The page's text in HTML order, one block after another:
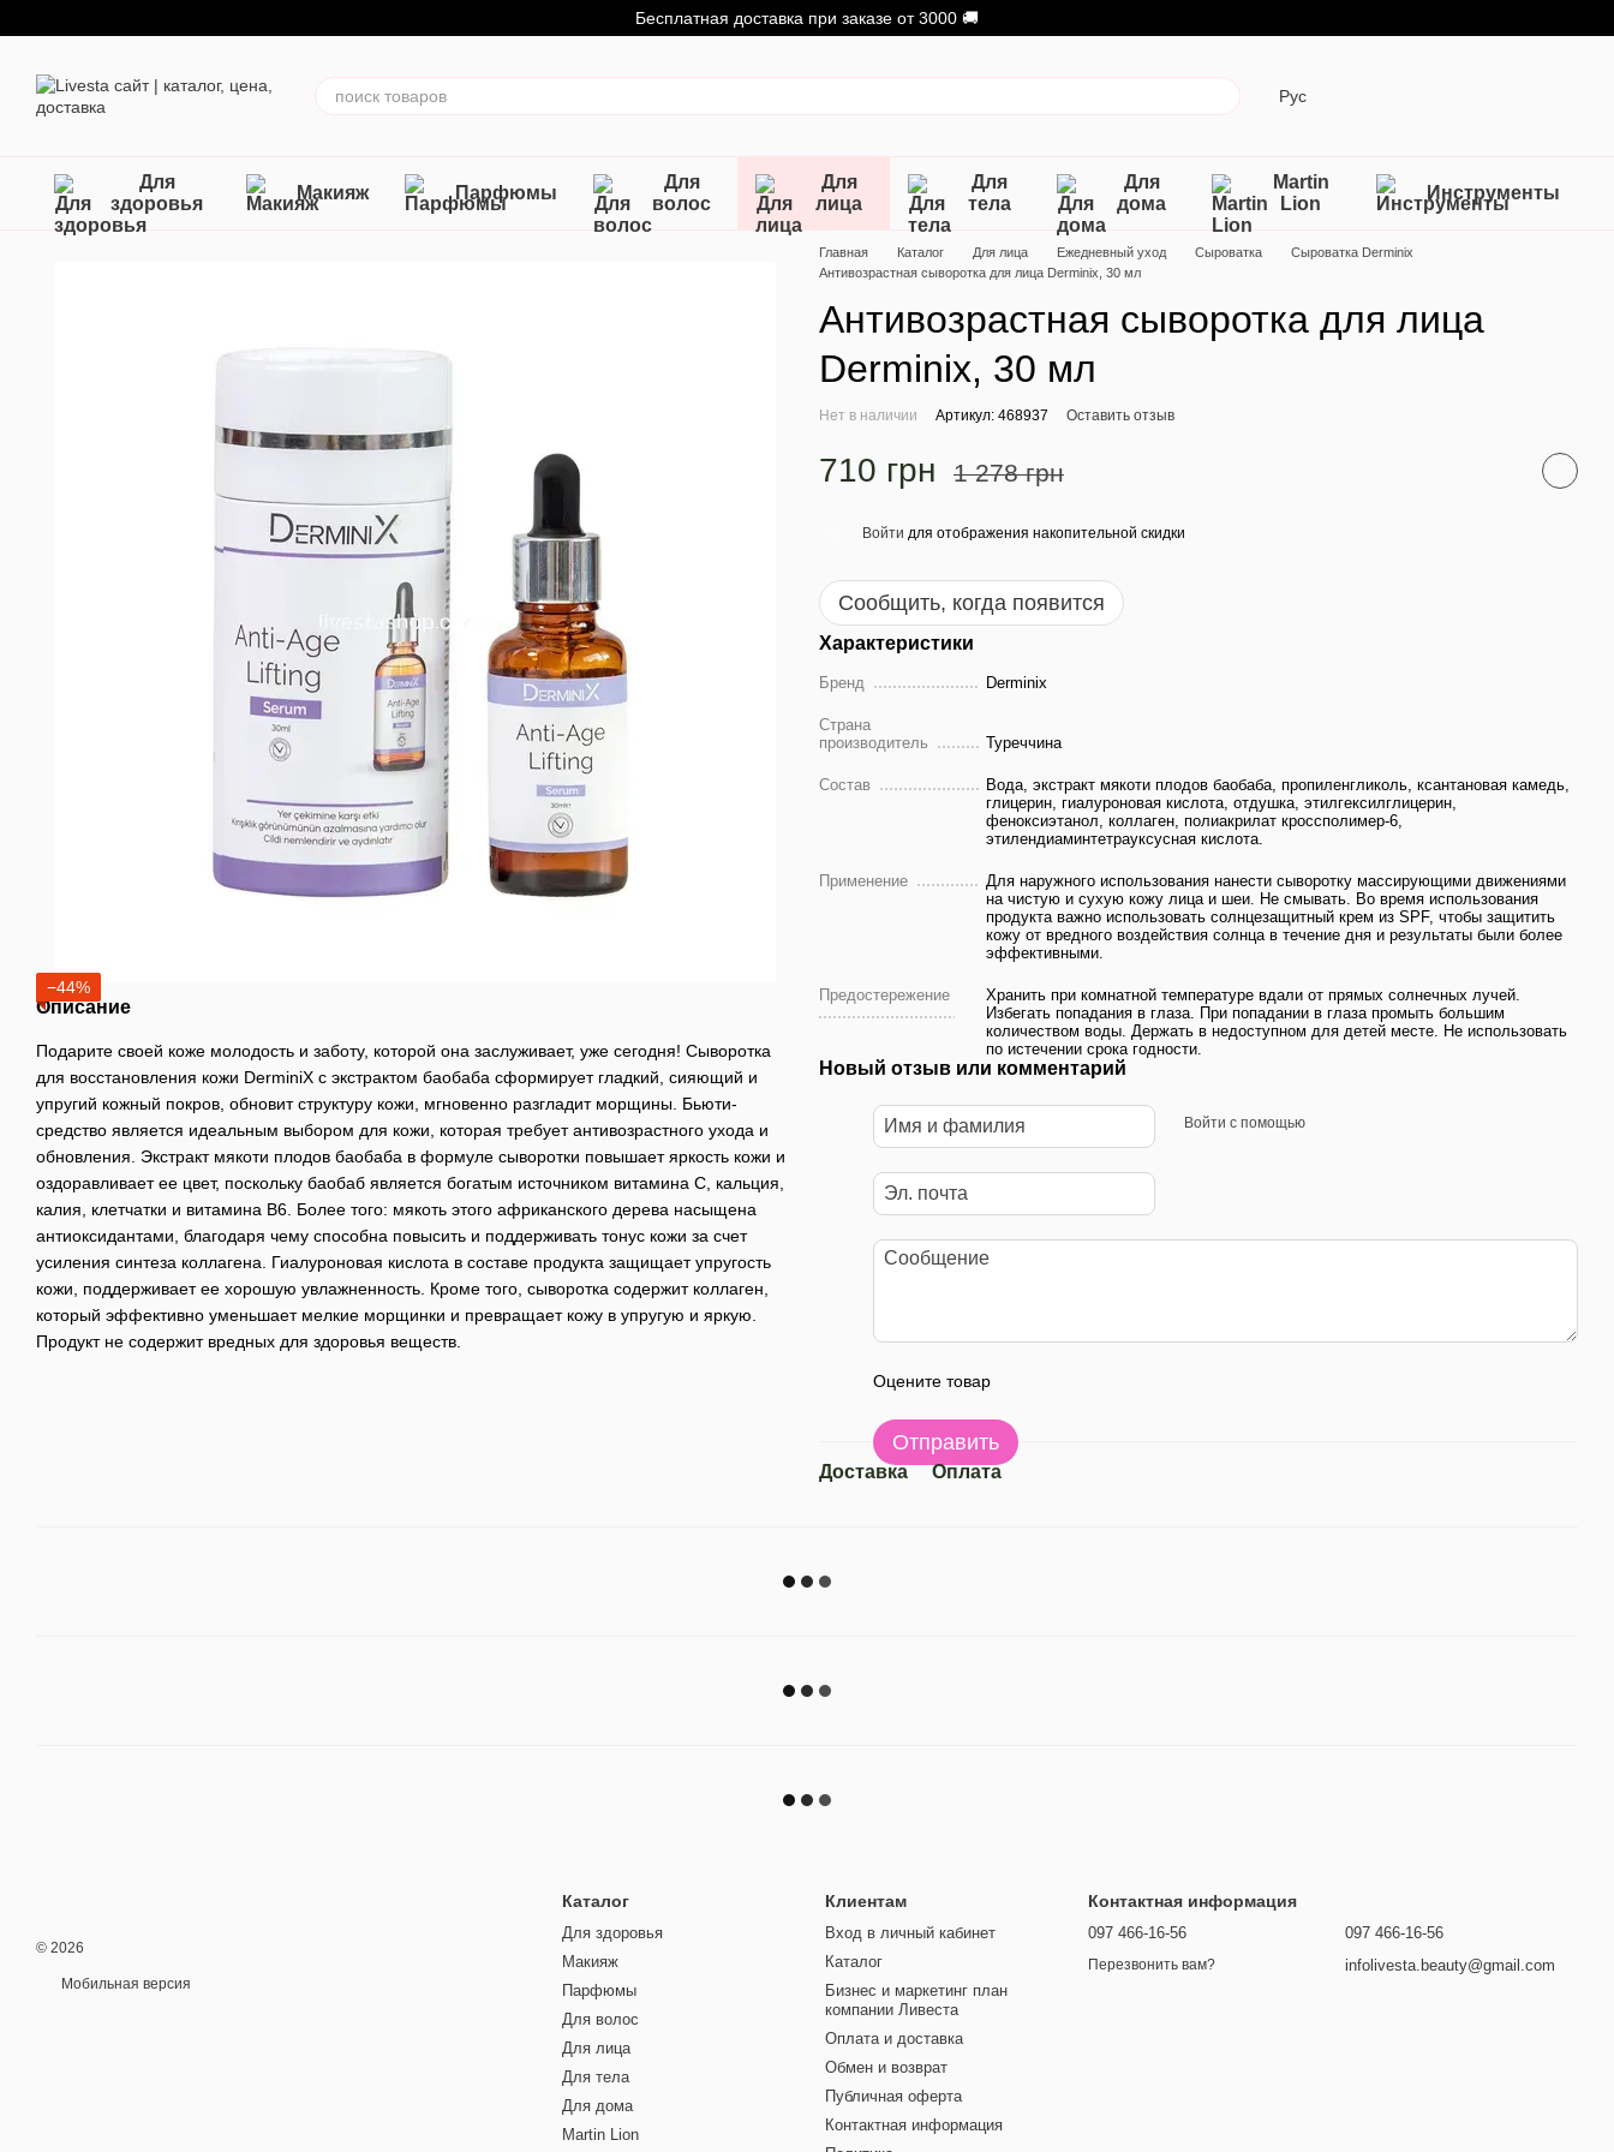
Бесплатная доставка при заказе от 3000 🚚
Рус
Для
здоровья
Макияж Парфюмы
Для
волос
Для
лица
Для
тела
Для
дома
Martin
Lion
Инструменты
−44%
Описание
Подарите своей коже молодость и заботу, которой она заслуживает, уже сегодня! Сыворотка
для восстановления кожи DerminiX с экстрактом баобаба сформирует гладкий, сияющий и
упругий кожный покров, обновит структуру кожи, мгновенно разгладит морщины. Бьюти-
средство является идеальным выбором для кожи, которая требует антивозрастного ухода и
обновления. Экстракт мякоти плодов баобаба в формуле сыворотки повышает яркость кожи и
оздоравливает ее цвет, поскольку баобаб является богатым источником витамина С, кальция,
калия, клетчатки и витамина B6. Более того: мякоть этого африканского дерева насыщена
антиоксидантами, благодаря чему способна повысить и поддерживать тонус кожи за счет
усиления синтеза коллагена. Гиалуроновая кислота в составе продукта защищает упругость
кожи, поддерживает ее хорошую увлажненность. Кроме того, сыворотка содержит коллаген,
который эффективно уменьшает мелкие морщинки и превращает кожу в упругую и яркую.
Продукт не содержит вредных для здоровья веществ.
Главная Каталог Для лица Ежедневный уход Сыроватка
Сыроватка Derminix
Антивозрастная сыворотка для лица Derminix, 30 мл
Антивозрастная сыворотка для лица
Derminix, 30 мл
Нет в наличии Артикул: 468937 Оставить отзыв
710 грн 1 278 грн
Войти для отображения накопительной скидки
Сообщить, когда появится
Характеристики
Бренд Derminix
Страна
производитель
Туреччина
Состав
Вода, экстракт мякоти плодов баобаба, пропиленгликоль, ксантановая камедь,
глицерин, гиалуроновая кислота, отдушка, этилгексилглицерин,
феноксиэтанол, коллаген, полиакрилат кроссполимер-6,
этилендиаминтетрауксусная кислота.
Применение
Для наружного использования нанести сыворотку массирующими движениями
на чистую и сухую кожу лица и шеи. Не смывать. Во время использования
продукта важно использовать солнцезащитный крем из SPF, чтобы защитить
кожу от вредного воздействия солнца в течение дня и результаты были более
эффективными.
Предостережение
Хранить при комнатной температуре вдали от прямых солнечных лучей.
Избегать попадания в глаза. При попадании в глаза промыть большим
количеством воды. Держать в недоступном для детей месте. Не использовать
по истечении срока годности.
Новый отзыв или комментарий
Войти с помощью
Оцените товар
Отправить
Доставка Оплата
© 2026
Мобильная версия
Каталог
Для здоровья
Макияж
Парфюмы
Для волос
Для лица
Для тела
Для дома
Martin Lion
Клиентам
Вход в личный кабинет
Каталог
Бизнес и маркетинг план
компании Ливеста
Оплата и доставка
Обмен и возврат
Публичная оферта
Контактная информация
Контактная информация
097 466-16-56
Перезвонить вам?
097 466-16-56
infolivesta.beauty@gmail.com